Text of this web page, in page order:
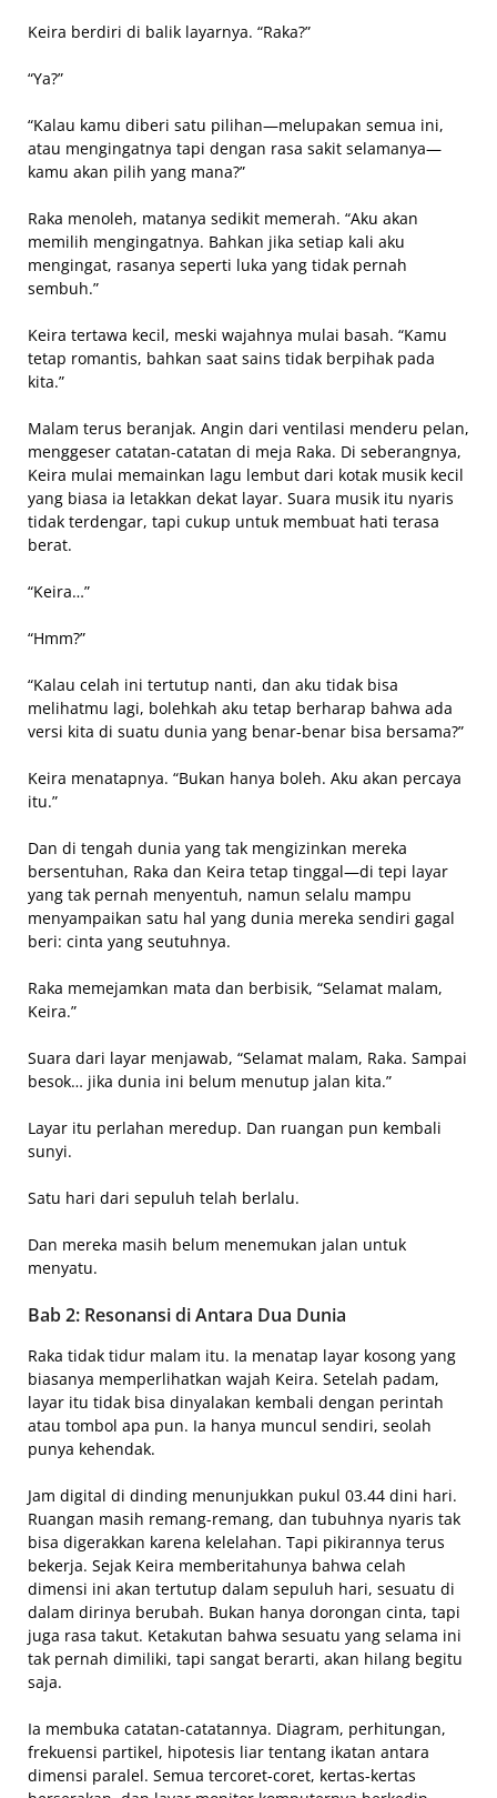
Keira berdiri di balik layarnya. “Raka?”
“Ya?”
“Kalau kamu diberi satu pilihan—melupakan semua ini,
atau mengingatnya tapi dengan rasa sakit selamanya—
kamu akan pilih yang mana?”
Raka menoleh, matanya sedikit memerah. “Aku akan
memilih mengingatnya. Bahkan jika setiap kali aku
mengingat, rasanya seperti luka yang tidak pernah
sembuh.”
Keira tertawa kecil, meski wajahnya mulai basah. “Kamu
tetap romantis, bahkan saat sains tidak berpihak pada
kita.”
Malam terus beranjak. Angin dari ventilasi menderu pelan,
menggeser catatan-catatan di meja Raka. Di seberangnya,
Keira mulai memainkan lagu lembut dari kotak musik kecil
yang biasa ia letakkan dekat layar. Suara musik itu nyaris
tidak terdengar, tapi cukup untuk membuat hati terasa
berat.
“Keira…”
“Hmm?”
“Kalau celah ini tertutup nanti, dan aku tidak bisa
melihatmu lagi, bolehkah aku tetap berharap bahwa ada
versi kita di suatu dunia yang benar-benar bisa bersama?”
Keira menatapnya. “Bukan hanya boleh. Aku akan percaya
itu.”
Dan di tengah dunia yang tak mengizinkan mereka
bersentuhan, Raka dan Keira tetap tinggal—di tepi layar
yang tak pernah menyentuh, namun selalu mampu
menyampaikan satu hal yang dunia mereka sendiri gagal
beri: cinta yang seutuhnya.
Raka memejamkan mata dan berbisik, “Selamat malam,
Keira.”
Suara dari layar menjawab, “Selamat malam, Raka. Sampai
besok… jika dunia ini belum menutup jalan kita.”
Layar itu perlahan meredup. Dan ruangan pun kembali
sunyi.
Satu hari dari sepuluh telah berlalu.
Dan mereka masih belum menemukan jalan untuk
menyatu.
Bab 2: Resonansi di Antara Dua Dunia
Raka tidak tidur malam itu. Ia menatap layar kosong yang
biasanya memperlihatkan wajah Keira. Setelah padam,
layar itu tidak bisa dinyalakan kembali dengan perintah
atau tombol apa pun. Ia hanya muncul sendiri, seolah
punya kehendak.
Jam digital di dinding menunjukkan pukul 03.44 dini hari.
Ruangan masih remang-remang, dan tubuhnya nyaris tak
bisa digerakkan karena kelelahan. Tapi pikirannya terus
bekerja. Sejak Keira memberitahunya bahwa celah
dimensi ini akan tertutup dalam sepuluh hari, sesuatu di
dalam dirinya berubah. Bukan hanya dorongan cinta, tapi
juga rasa takut. Ketakutan bahwa sesuatu yang selama ini
tak pernah dimiliki, tapi sangat berarti, akan hilang begitu
saja.
Ia membuka catatan-catatannya. Diagram, perhitungan,
frekuensi partikel, hipotesis liar tentang ikatan antara
dimensi paralel. Semua tercoret-coret, kertas-kertas